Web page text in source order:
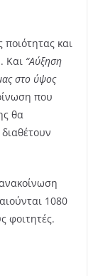
και
Και “Αύξηση
στο ύψος
που
θα
1080
φοιτητές.